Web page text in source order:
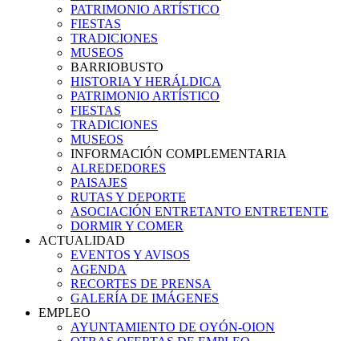
PATRIMONIO ARTÍSTICO
FIESTAS
TRADICIONES
MUSEOS
BARRIOBUSTO
HISTORIA Y HERÁLDICA
PATRIMONIO ARTÍSTICO
FIESTAS
TRADICIONES
MUSEOS
INFORMACIÓN COMPLEMENTARIA
ALREDEDORES
PAISAJES
RUTAS Y DEPORTE
ASOCIACIÓN ENTRETANTO ENTRETENTE
DORMIR Y COMER
ACTUALIDAD
EVENTOS Y AVISOS
AGENDA
RECORTES DE PRENSA
GALERÍA DE IMÁGENES
EMPLEO
AYUNTAMIENTO DE OYÓN-OION